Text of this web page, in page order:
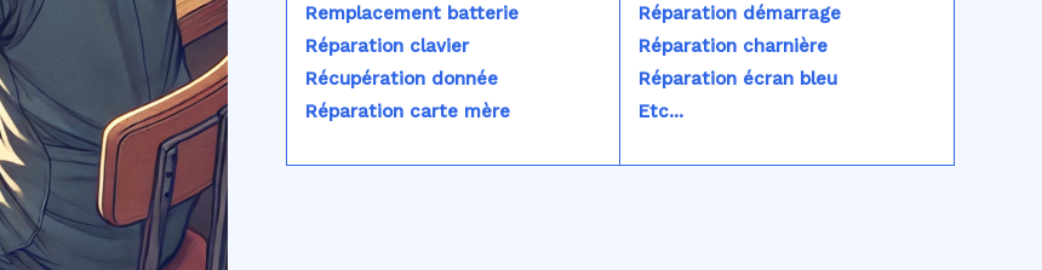
Remplacement batterie
Réparation clavier
Récupération donnée
Réparation carte mère
Réparation démarrage
Réparation charnière
Réparation écran bleu
Etc...